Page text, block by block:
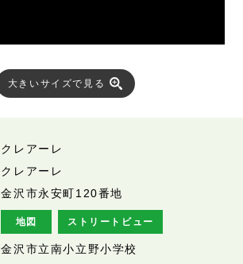
大きいサイズで見る
クレアーレ
クレアーレ
金沢市永安町120番地
地図 ストリートビュー
金沢市立南小立野小学校